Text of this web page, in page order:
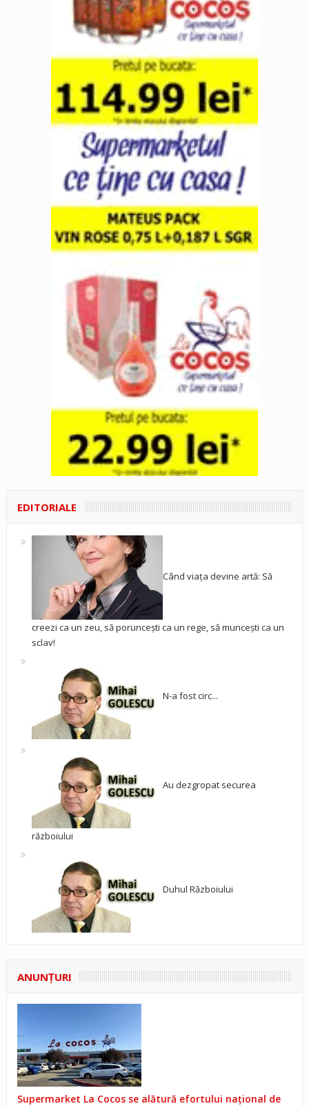
EDITORIALE
Când viața devine artă: Să
creezi ca un zeu, să poruncești ca un rege, să muncești ca un
sclav!
N-a fost circ...
Au dezgropat securea
războiului
Duhul Războiului
ANUNŢURI
Supermarket La Cocos se alătură efortului național de